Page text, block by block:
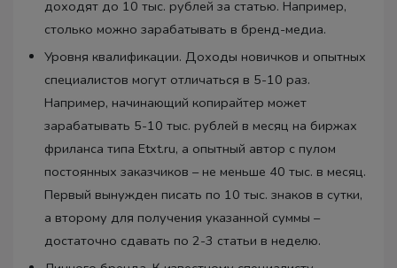
доходят до 10 тыс. рублей за статью. Например,
столько можно зарабатывать в бренд-медиа.
Уровня квалификации. Доходы новичков и опытных
специалистов могут отличаться в 5-10 раз.
Например, начинающий копирайтер может
зарабатывать 5-10 тыс. рублей в месяц на биржах
фриланса типа Etxt.ru, а опытный автор с пулом
постоянных заказчиков – не меньше 40 тыс. в месяц.
Первый вынужден писать по 10 тыс. знаков в сутки,
а второму для получения указанной суммы –
достаточно сдавать по 2-3 статьи в неделю.